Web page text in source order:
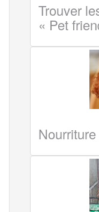
Trouver
« Pet